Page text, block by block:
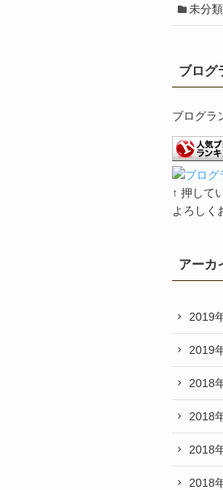
未分類
ブログ
ブログラ
↑ 押して
よろしく
アーカ
2019
2019
2018
2018
2018
2018